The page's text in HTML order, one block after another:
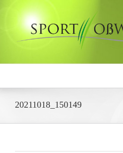
20211018_150149